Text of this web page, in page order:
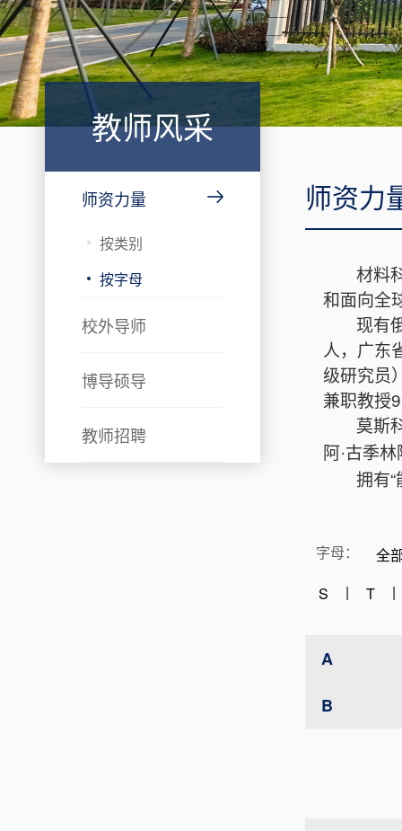
教师风采
师资力量
按类别
按字母
校外导师
博导硕导
教师招聘
师资力
材料
和面向全
现有
人，广东
级研究员
兼职教授9
莫斯
阿·古季
拥有
字母：
全
S
| T |
A
B